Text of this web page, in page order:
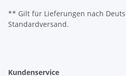
** Gilt für Lieferungen nach
Standardversand.
Kundenservice